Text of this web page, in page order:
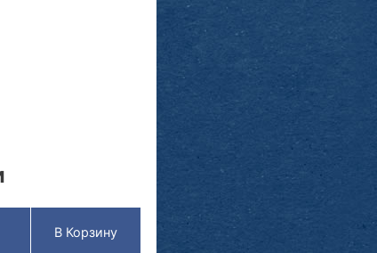
В Корзину